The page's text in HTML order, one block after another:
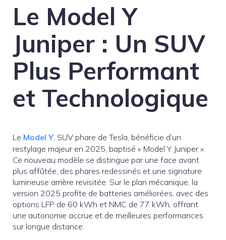
Le Model Y
Juniper : Un SUV
Plus Performant
et Technologique
Le Model Y, SUV phare de Tesla, bénéficie d’un
restylage majeur en 2025, baptisé « Model Y Juniper ».
Ce nouveau modèle se distingue par une face avant
plus affûtée, des phares redessinés et une signature
lumineuse arrière revisitée. Sur le plan mécanique, la
version 2025 profite de batteries améliorées, avec des
options LFP de 60 kWh et NMC de 77 kWh, offrant
une autonomie accrue et de meilleures performances
sur longue distance.